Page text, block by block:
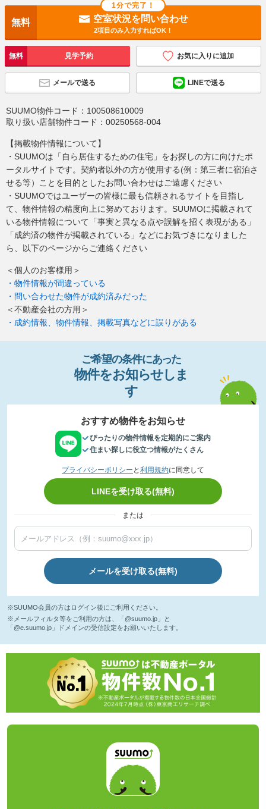
1分で完了！
無料 空室状況を問い合わせ
2項目のみ入力すればOK！
無料 見学予約 お気に入りに追加
メールで送る LINEで送る
SUUMO物件コード： 100508610009
取り扱い店舗物件コード： 00250568-004
【掲載物件情報について】
・SUUMOは「自ら居住するための住宅」をお探しの方に向けたポ
ータルサイトです。契約者以外の方が使用する(例：第三者に宿泊さ
せる等）ことを目的としたお問い合わせはご遠慮ください
・SUUMOではユーザーの皆様に最も信頼されるサイトを目指し
て、物件情報の精度向上に努めております。SUUMOに掲載されて
いる物件情報について「事実と異なる点や誤解を招く表現がある」
「成約済の物件が掲載されている」などにお気づきになりました
ら、以下のページからご連絡ください
＜個人のお客様用＞
・物件情報が間違っている
・問い合わせた物件が成約済みだった
＜不動産会社の方用＞
・成約情報、物件情報、掲載写真などに誤りがある
ご希望の条件にあった
物件をお知らせし ま
す
おすすめ物件をお知らせ
ぴったりの物件情報を定期的にご案内
住まい探しに役立つ情報がたくさん
プライバシーポリシー と 利用規約に同意して
LINEを受け取る(無料)
または
メールを受け取る(無料)
※SUUMO会員の方はログイン後にご利用ください。
※メールフィルタ等をご利用の方は、「@suumo.jp」と
「@e.suumo.jp」ドメインの受信設定をお願いいたします。